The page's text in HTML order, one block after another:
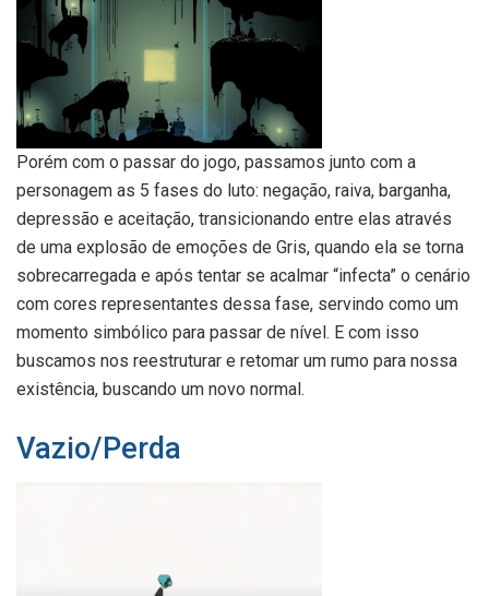
Porém com o passar do jogo, passamos junto com a
personagem as 5 fases do luto: negação, raiva, barganha,
depressão e aceitação, transicionando entre elas através
de uma explosão de emoções de Gris, quando ela se torna
sobrecarregada e após tentar se acalmar “infecta” o cenário
com cores representantes dessa fase, servindo como um
momento simbólico para passar de nível. E com isso
buscamos nos reestruturar e retomar um rumo para nossa
existência, buscando um novo normal.
Vazio/Perda